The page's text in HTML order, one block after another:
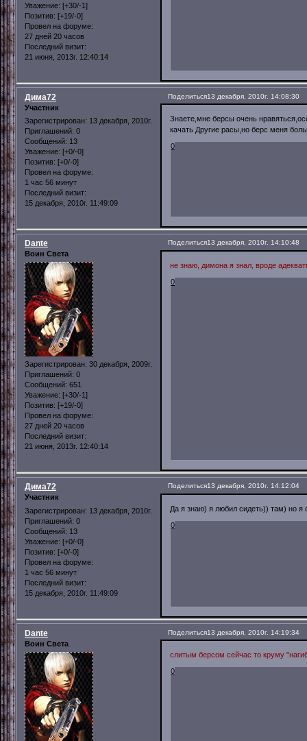
Уважение: [+30/-1]
Позитив: [+19/-0]
Провел на форуме:
27 дней 20 часов
Последний визит:
21 июня, 2013г. 12:40:14
Поделиться13 декабря, 2010г. 14:08:30
Дима72
Участник
Зарегистрирован: 13 декабря, 2010г.
Приглашений: 0
Сообщений: 13
Уважение: [+0/-0]
Позитив: [+0/-0]
Провел на форуме:
1 час 56 минут
Последний визит:
15 декабря, 2010г. 11:49:09
Знаете,мне берсы очень
качать Другие расы,но берс меня
0
Поделиться13 декабря, 2010г. 14:10:48
Dante
Воин Света
Зарегистрирован: 30 декабря, 2009г.
Приглашений: 0
Сообщений: 651
Уважение: [+30/-1]
Позитив: [+19/-0]
Провел на форуме:
27 дней 20 часов
Последний визит:
21 июня, 2013г. 12:40:14
не знаю, димона я знал, вроде
0
Поделиться13 декабря, 2010г. 14:12:04
Дима72
Участник
Зарегистрирован: 13 декабря, 2010г.
Приглашений: 0
Сообщений: 13
Уважение: [+0/-0]
Позитив: [+0/-0]
Провел на форуме:
1 час 56 минут
Последний визит:
15 декабря, 2010г. 11:49:09
Да я знаю) я любил сидеть)) там) но я
0
Поделиться13 декабря, 2010г. 14:19:34
Dante
Воин Света
слитым берсом сейчас то круму
0